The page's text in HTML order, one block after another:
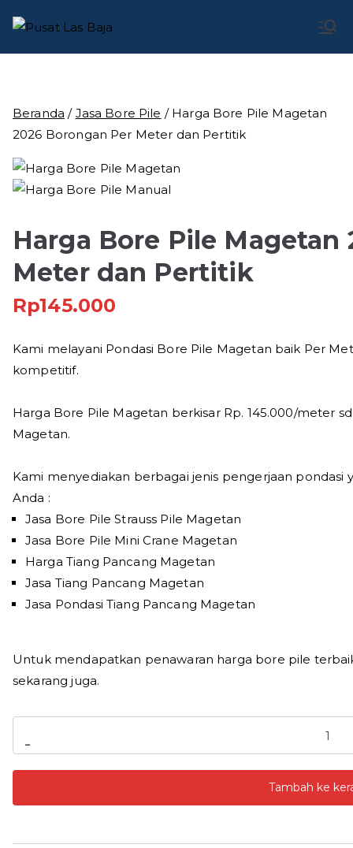
ke
konten
Pusat Bengkel Las Profesional di Indonesia
Beranda / Jasa Bore Pile / Harga Bore Pile Magetan
2026 Borongan Per Meter dan Pertitik
Harga Bore Pile Magetan
Meter dan Pertitik
Rp145.000
Kami melayani Pondasi Bore Pile Magetan baik Per
kompetitif.
Harga Bore Pile Magetan berkisar Rp. 145.000/meter
Magetan.
Kami menyediakan berbagai jenis pengerjaan
Anda :
Jasa Bore Pile Strauss Pile Magetan
Jasa Bore Pile Mini Crane Magetan
Harga Tiang Pancang Magetan
Jasa Tiang Pancang Magetan
Jasa Pondasi Tiang Pancang Magetan
Untuk mendapatkan penawaran harga bore pile
sekarang juga.
-
Harga
Bore
Tambah ke